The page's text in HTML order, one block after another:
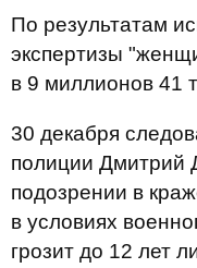
По результатам
экспертизы
в 9 миллионов 41
30 декабря
полиции Дмитрий
подозрении в
в условиях
грозит до 12 лет